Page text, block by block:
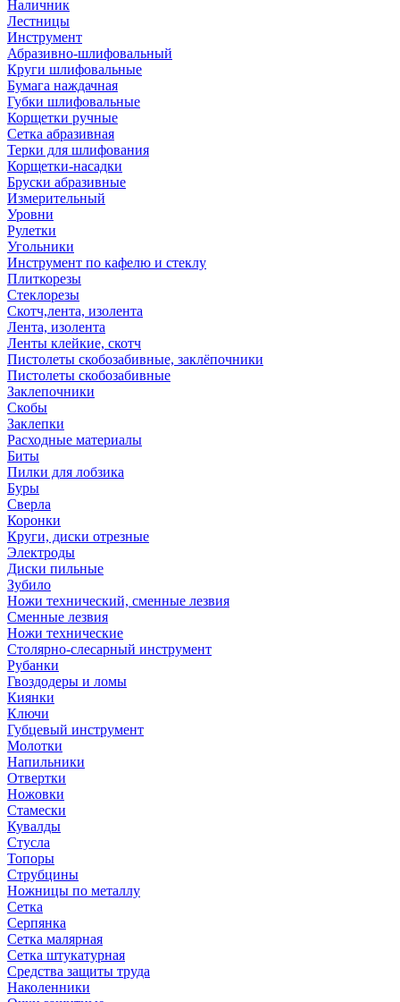
Наличник
Лестницы
Инструмент
Абразивно-шлифовальный
Круги шлифовальные
Бумага наждачная
Губки шлифовальные
Корщетки ручные
Сетка абразивная
Терки для шлифования
Корщетки-насадки
Бруски абразивные
Измерительный
Уровни
Рулетки
Угольники
Инструмент по кафелю и стеклу
Плиткорезы
Стеклорезы
Скотч,лента, изолента
Лента, изолента
Ленты клейкие, скотч
Пистолеты скобозабивные, заклёпочники
Пистолеты скобозабивные
Заклепочники
Скобы
Заклепки
Расходные материалы
Биты
Пилки для лобзика
Буры
Сверла
Коронки
Круги, диски отрезные
Электроды
Диски пильные
Зубило
Ножи технический, сменные лезвия
Сменные лезвия
Ножи технические
Столярно-слесарный инструмент
Рубанки
Гвоздодеры и ломы
Киянки
Ключи
Губцевый инструмент
Молотки
Напильники
Отвертки
Ножовки
Стамески
Кувалды
Стусла
Топоры
Струбцины
Ножницы по металлу
Сетка
Серпянка
Сетка малярная
Сетка штукатурная
Средства защиты труда
Наколенники